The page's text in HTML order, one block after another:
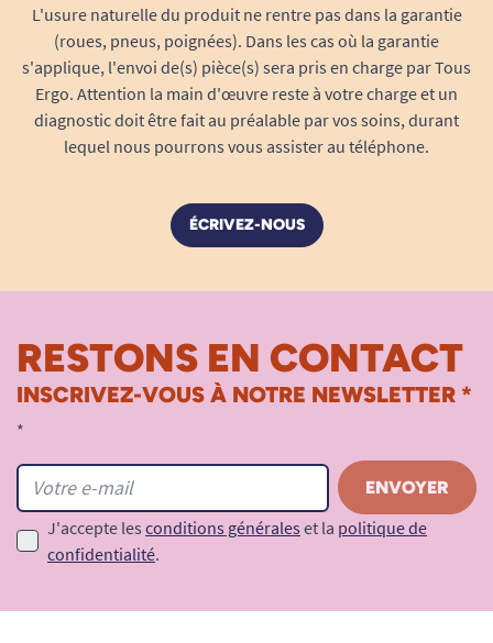
L'usure naturelle du produit ne rentre pas dans la garantie
(roues, pneus, poignées). Dans les cas où la garantie
s'applique, l'envoi de(s) pièce(s) sera pris en charge par Tous
Ergo. Attention la main d'œuvre reste à votre charge et un
diagnostic doit être fait au préalable par vos soins, durant
lequel nous pourrons vous assister au téléphone.
ÉCRIVEZ-NOUS
RESTONS EN CONTACT
INSCRIVEZ-VOUS À NOTRE NEWSLETTER *
*
J'accepte les conditions générales et la politique de
confidentialité.